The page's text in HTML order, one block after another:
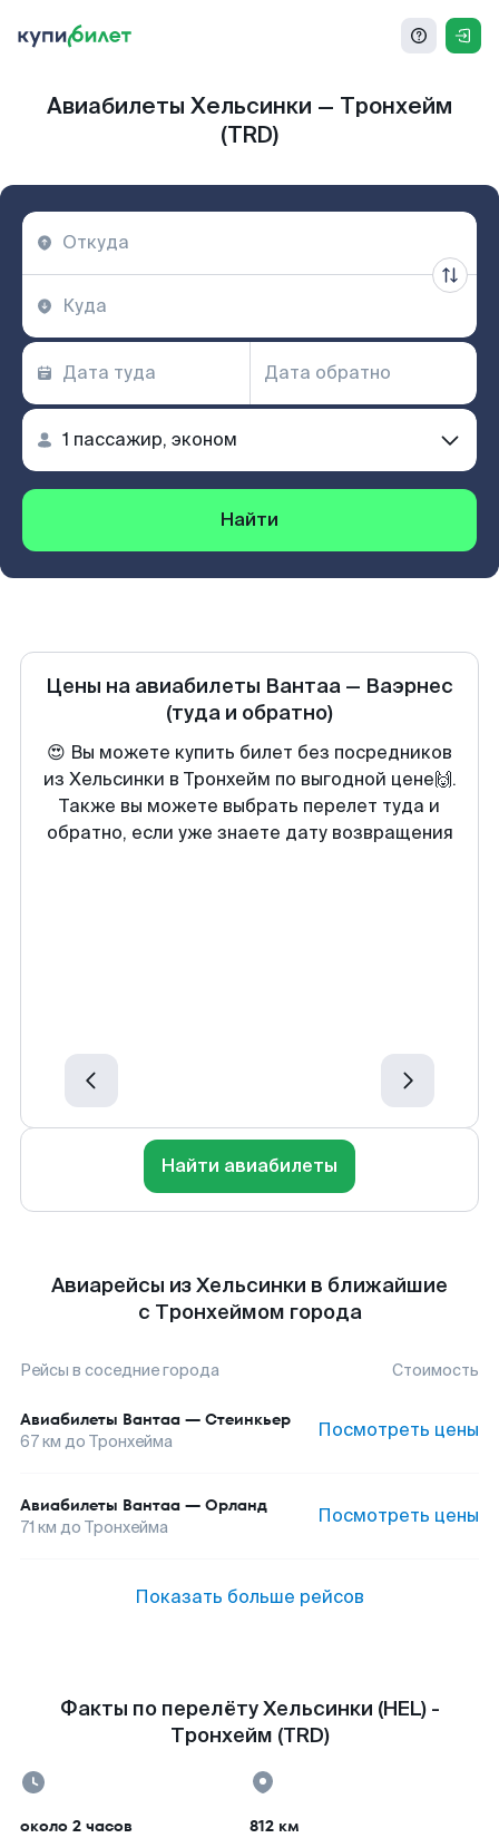
Авиабилеты Хельсинки — Тронхейм
(TRD)
Найти
Цены на авиабилеты Вантаа — Ваэрнес
(туда и обратно)
😍 Вы можете купить билет без посредников
из Хельсинки в Тронхейм по выгодной цене🙌.
Также вы можете выбрать перелет туда и
обратно, если уже знаете дату возвращения
Найти авиабилеты
Авиарейсы из Хельсинки в ближайшие
с Тронхеймом города
Рейсы в соседние города Стоимость
Авиабилеты Вантаа — Стеинкьер
67км до Тронхейма Посмотреть цены
Авиабилеты Вантаа — Орланд
71 км до Тронхейма Посмотреть цены
Показать больше рейсов
Факты по перелёту Хельсинки (HEL) -
Тронхейм (TRD)
около 2 часов 812 км